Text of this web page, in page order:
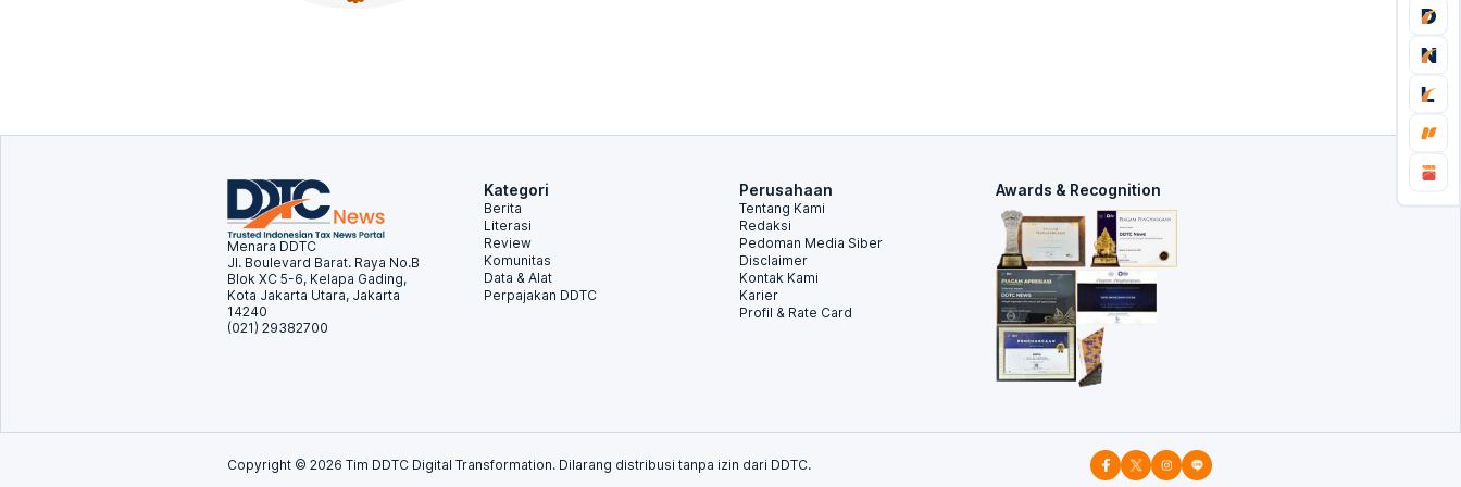
Menara DDTC
Jl. Boulevard Barat. Raya No.B
Blok XC 5-6, Kelapa Gading,
Kota Jakarta Utara, Jakarta
14240
(021) 29382700
Kategori
Berita
Literasi
Review
Komunitas
Data & Alat
Perpajakan DDTC
Perusahaan
Tentang Kami
Redaksi
Pedoman Media Siber
Disclaimer
Kontak Kami
Karier
Profil & Rate Card
Awards & Recognition
Copyright © 2026 Tim DDTC Digital Transformation. Dilarang distribusi tanpa izin dari DDTC.